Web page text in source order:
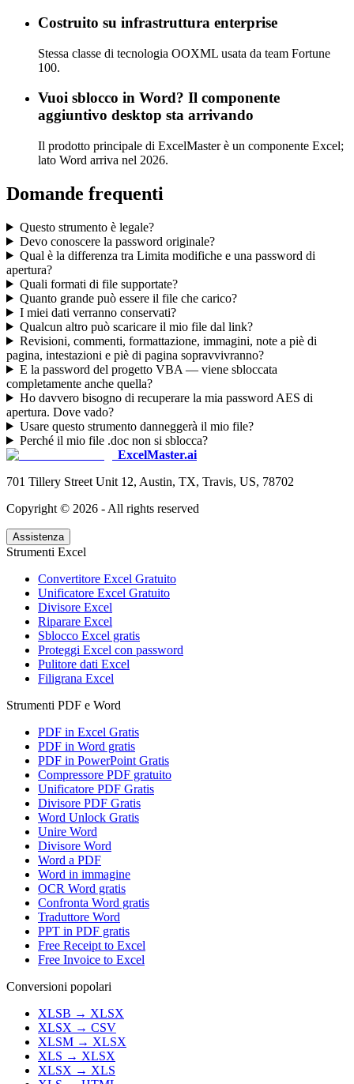
Costruito su infrastruttura enterprise
Stessa classe di tecnologia OOXML usata da team Fortune
100.
Vuoi sblocco in Word? Il componente
aggiuntivo desktop sta arrivando
Il prodotto principale di ExcelMaster è un componente Excel;
lato Word arriva nel 2026.
Domande frequenti
Questo strumento è legale?
Devo conoscere la password originale?
Qual è la differenza tra Limita modifiche e una password di
apertura?
Quali formati di file supportate?
Quanto grande può essere il file che carico?
I miei dati verranno conservati?
Qualcun altro può scaricare il mio file dal link?
Revisioni, commenti, formattazione, immagini, note a piè di
pagina, intestazioni e piè di pagina sopravvivranno?
E la password del progetto VBA — viene sbloccata
completamente anche quella?
Ho davvero bisogno di recuperare la mia password AES di
apertura. Dove vado?
Usare questo strumento danneggerà il mio file?
Perché il mio file .doc non si sblocca?
ExcelMaster.ai
701 Tillery Street Unit 12, Austin, TX, Travis, US, 78702
Copyright © 2026 - All rights reserved
Assistenza
Strumenti Excel
Convertitore Excel Gratuito
Unificatore Excel Gratuito
Divisore Excel
Riparare Excel
Sblocco Excel gratis
Proteggi Excel con password
Pulitore dati Excel
Filigrana Excel
Strumenti PDF e Word
PDF in Excel Gratis
PDF in Word gratis
PDF in PowerPoint Gratis
Compressore PDF gratuito
Unificatore PDF Gratis
Divisore PDF Gratis
Word Unlock Gratis
Unire Word
Divisore Word
Word a PDF
Word in immagine
OCR Word gratis
Confronta Word gratis
Traduttore Word
PPT in PDF gratis
Free Receipt to Excel
Free Invoice to Excel
Conversioni popolari
XLSB → XLSX
XLSX → CSV
XLSM → XLSX
XLS → XLSX
XLSX → XLS